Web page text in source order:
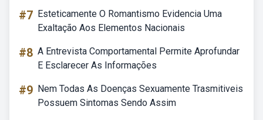
#7 Esteticamente O Romantismo Evidencia Uma
Exaltação Aos Elementos Nacionais
#8 A Entrevista Comportamental Permite Aprofundar
E Esclarecer As Informações
#9 Nem Todas As Doenças Sexuamente Trasmitiveis
Possuem Sintomas Sendo Assim